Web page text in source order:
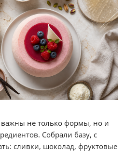
важны не только формы, но и
Собрали базу, с
сливки, шоколад, фруктовые